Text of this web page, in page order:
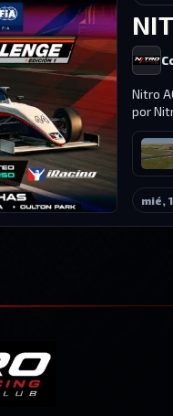
Nitro
por
mié,